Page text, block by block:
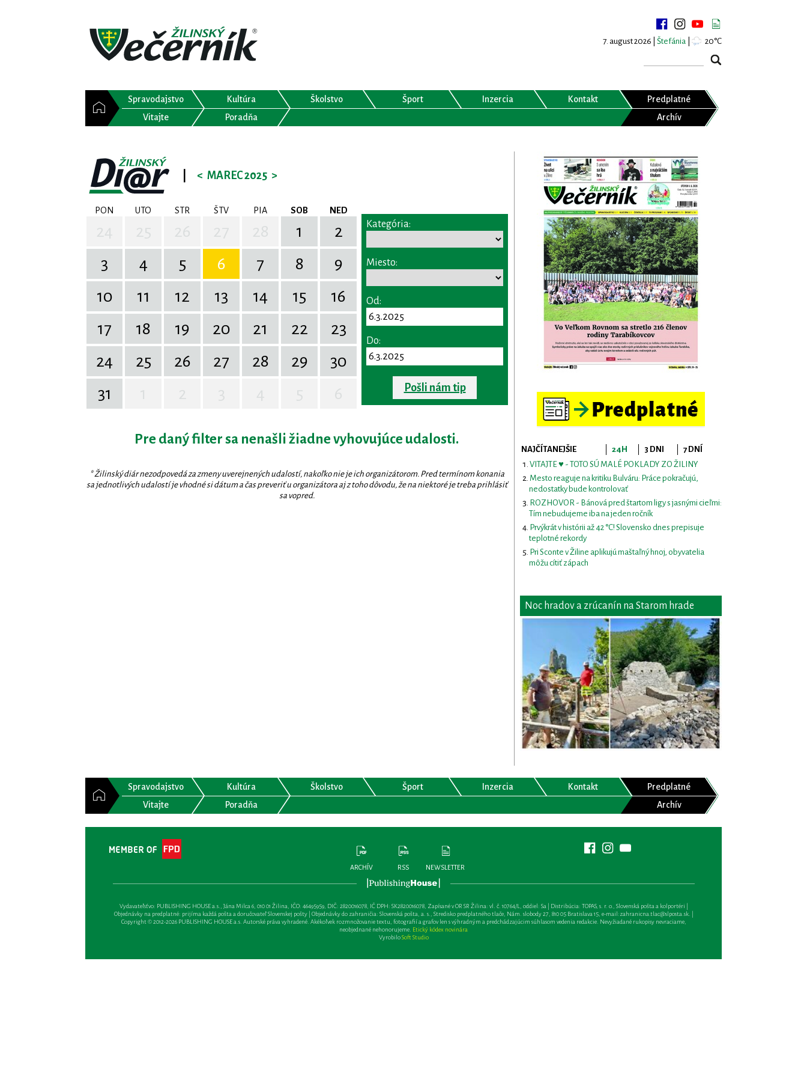
7. august 2026 | Štefánia 20°C
Spravodajstvo Kultúra Školstvo Šport Inzercia Kontakt
Predplatné
Vitajte
Poradňa Archív
< MAREC 2025 >
PON UTO STR ŠTV PIA SOB NED
1
2
3
4 5 6 7 8
9
10
11 12 13 14 15
16
17
18 19 20 21 22
23
24
25 26 27 28 29
30
31
Kategória:
Miesto:
Od:
Do:
Pošli nám tip
Pre daný filter sa nenašli žiadne vyhovujúce udalosti.
* Žilinský diár nezodpovedá za zmeny uverejnených udalostí, nakoľko nie je ich organizátorom. Pred termínom konania
sa jednotlivých udalostí je vhodné si dátum a čas preveriť u organizátora aj z toho dôvodu, že na niektoré je treba prihlásiť
sa vopred.
NAJČÍTANEJŠIE 24H 3 DNI
7 DNÍ
VITAJTE ♥ - TOTO SÚ MALÉ POKLADY ZO ŽILINY
Mesto reaguje na kritiku Bulváru: Práce pokračujú,
nedostatky bude kontrolovať
ROZHOVOR - Bánová pred štartom ligy s jasnými cieľmi:
Tím nebudujeme iba na jeden ročník
Prvýkrát v histórii až 42 °C! Slovensko dnes prepisuje
teplotné rekordy
Pri Sconte v Žiline aplikujú maštaľný hnoj, obyvatelia
môžu cítiť zápach
Noc hradov a zrúcanín na Starom hrade
Spravodajstvo Kultúra Školstvo Šport Inzercia Kontakt
Predplatné
Vitajte
Poradňa Archív
ARCHÍV RSS NEWSLETTER
Vydavateľsťvo: PUBLISHING HOUSE a.s., Jána Milca 6, 010 01 Žilina, IČO: 46495959, DIČ: 2820016078, IČ DPH: SK2820016078, Zapísané v OR SR Žilina: vl. č. 10764/L, oddiel: Sa | Distribúcia: TOPAS, s. r. o., Slovenská pošta a kolportéri |
Objednávky na predplatné: prijíma každá pošta a doručovateľ Slovenskej pošty | Objednávky do zahraničia: Slovenská pošta, a. s., Stredisko predplatného tlače, Nám. slobody 27, 810 05 Bratislava 15, e-mail:zahranicna.tlac@slposta.sk. |
Copyright © 2012-2026 PUBLISHING HOUSE a.s. Autorské práva vyhradené. Akékoľvek rozmnožovanie textu, fotografií a grafov len s výhradným a predchádzajúcim súhlasom vedenia redakcie. Nevyžiadané rukopisy nevraciame,
neobjednané nehonorujeme. Etický kódex novinára
VyrobiloSoft Studio